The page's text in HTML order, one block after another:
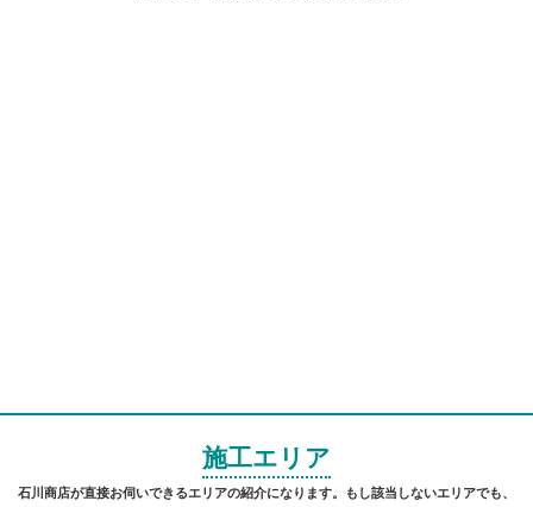
施工エリア
石川商店が直接お伺いできるエリアの紹介になります。もし該当しないエリアでも、